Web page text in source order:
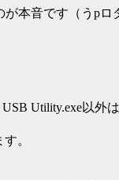
本音です（うp
Utility.exe以外
。